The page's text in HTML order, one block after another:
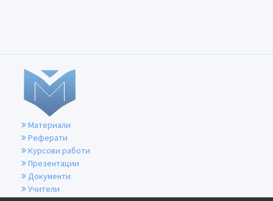
Материали
Реферати
Курсови работи
Презентации
Документи
Учители